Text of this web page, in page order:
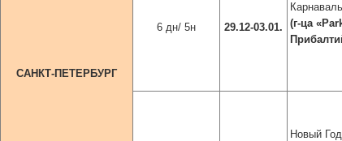
САНКТ-ПЕТЕРБУРГ
6 дн/ 5н 29.12-03.01.
(г-ца
Новый